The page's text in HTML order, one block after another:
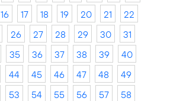
16 17 18 19 20 21
22
26 27 28 29 30
31
35 36 37 38 39
40
44 45 46 47 48
49
53 54 55 56 57
58